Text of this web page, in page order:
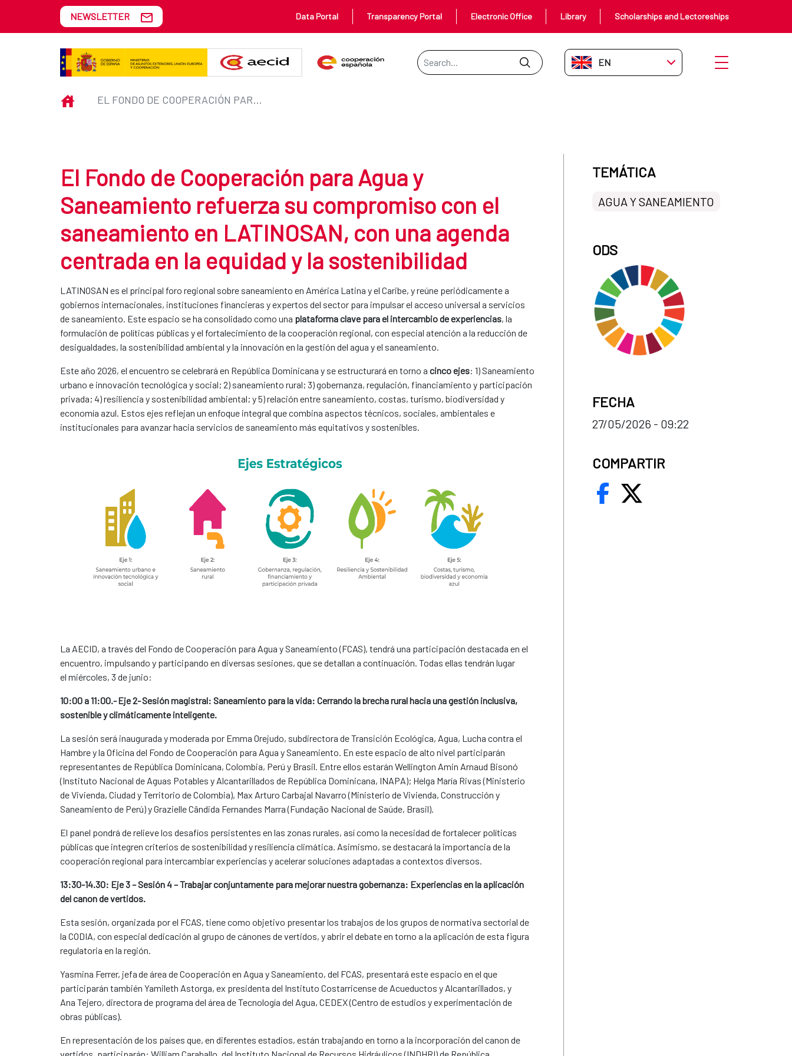
Skip to Main Content
El Fondo de Cooperación para Agua y Saneamiento refuerza su compromiso con el saneamiento
NEWSLETTER Data Portal Transparency Portal Electronic Office Library Scholarships and Lectoreships
Search Bar
EN-GB Open menu
INICIO EL FONDO DE COOPERACIÓN PARA AGUA Y SANEAMIENTO REFUERZA SU COMPROMISO CON EL SANEAMIENTO EN LATINOSAN, CON UNA AGENDA CENTRADA EN LA EQUIDAD Y LA SOSTENIBILIDAD
El Fondo de Cooperación para Agua y
Saneamiento refuerza su compromiso con el
saneamiento en LATINOSAN, con una agenda
centrada en la equidad y la sostenibilidad
LATINOSAN es el principal foro regional sobre saneamiento en América Latina y el Caribe, y reúne periódicamente a
gobiernos internacionales, instituciones financieras y expertos del sector para impulsar el acceso universal a servicios
de saneamiento. Este espacio se ha consolidado como una plataforma clave para el intercambio de experiencias, la
formulación de políticas públicas y el fortalecimiento de la cooperación regional, con especial atención a la reducción de
desigualdades, la sostenibilidad ambiental y la innovación en la gestión del agua y el saneamiento.
Este año 2026, el encuentro se celebrará en República Dominicana y se estructurará en torno a cinco ejes: 1) Saneamiento
urbano e innovación tecnológica y social; 2) saneamiento rural; 3) gobernanza, regulación, financiamiento y participación
privada; 4) resiliencia y sostenibilidad ambiental; y 5) relación entre saneamiento, costas, turismo, biodiversidad y
economía azul. Estos ejes reflejan un enfoque integral que combina aspectos técnicos, sociales, ambientales e
institucionales para avanzar hacia servicios de saneamiento más equitativos y sostenibles.
La AECID, a través del Fondo de Cooperación para Agua y Saneamiento (FCAS), tendrá una participación destacada en el
encuentro, impulsando y participando en diversas sesiones, que se detallan a continuación. Todas ellas tendrán lugar
el miércoles, 3 de junio:
10:00 a 11:00.- Eje 2- Sesión magistral: Saneamiento para la vida: Cerrando la brecha rural hacia una gestión inclusiva,
sostenible y climáticamente inteligente.
La sesión será inaugurada y moderada por Emma Orejudo, subdirectora de Transición Ecológica, Agua, Lucha contra el
Hambre y la Oficina del Fondo de Cooperación para Agua y Saneamiento. En este espacio de alto nivel participarán
representantes de República Dominicana, Colombia, Perú y Brasil. Entre ellos estarán Wellington Amin Arnaud Bisonó
(Instituto Nacional de Aguas Potables y Alcantarillados de República Dominicana, INAPA); Helga María Rivas (Ministerio
de Vivienda, Ciudad y Territorio de Colombia), Max Arturo Carbajal Navarro (Ministerio de Vivienda, Construcción y
Saneamiento de Perú) y Grazielle Cândida Fernandes Marra (Fundação Nacional de Saúde, Brasil).
El panel pondrá de relieve los desafíos persistentes en las zonas rurales, así como la necesidad de fortalecer políticas
públicas que integren criterios de sostenibilidad y resiliencia climática. Asimismo, se destacará la importancia de la
cooperación regional para intercambiar experiencias y acelerar soluciones adaptadas a contextos diversos.
13:30-14.30: Eje 3 – Sesión 4 – Trabajar conjuntamente para mejorar nuestra gobernanza: Experiencias en la aplicación
del canon de vertidos.
Esta sesión, organizada por el FCAS, tiene como objetivo presentar los trabajos de los grupos de normativa sectorial de
la CODIA, con especial dedicación al grupo de cánones de vertidos, y abrir el debate en torno a la aplicación de esta figura
regulatoria en la región.
Yasmina Ferrer, jefa de área de Cooperación en Agua y Saneamiento, del FCAS, presentará este espacio en el que
participarán también Yamileth Astorga, ex presidenta del Instituto Costarricense de Acueductos y Alcantarillados, y
Ana Tejero, directora de programa del área de Tecnología del Agua, CEDEX (Centro de estudios y experimentación de
obras públicas).
En representación de los países que, en diferentes estadios, están trabajando en torno a la incorporación del canon de
TEMÁTICA
AGUA Y SANEAMIENTO
ODS
FECHA
27/05/2026 - 09:22
COMPARTIR